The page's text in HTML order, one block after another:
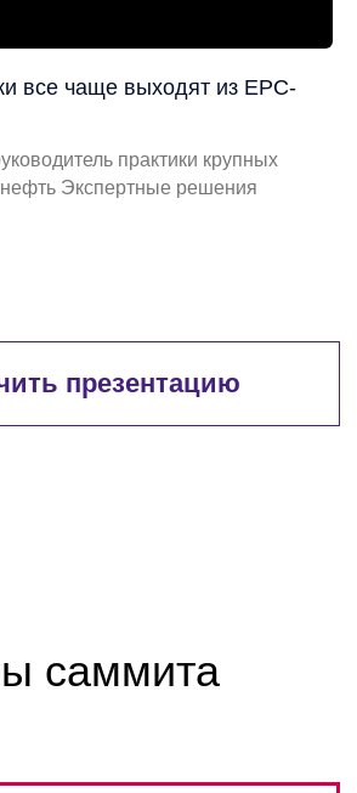
все чаще выходят из EPC-
практики крупных
Экспертные решения